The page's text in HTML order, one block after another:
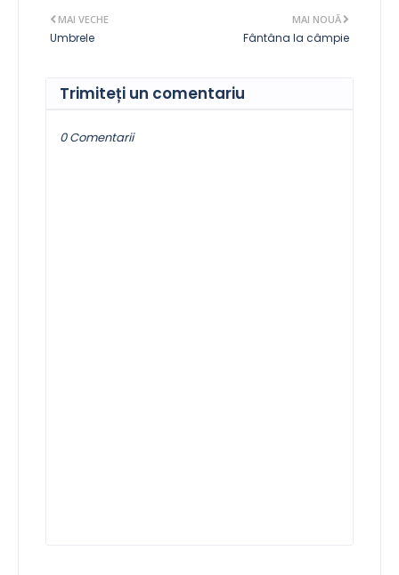
MAI NOUĂ
Fântâna la câmpie
MAI VECHE
Umbrele
Trimiteți un comentariu
0 Comentarii